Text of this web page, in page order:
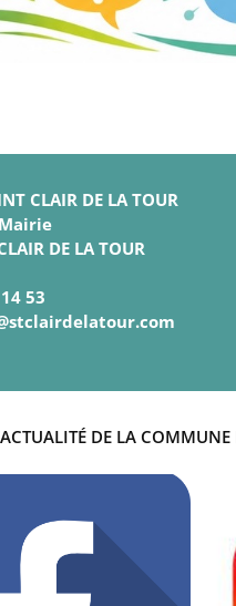
CLAIR DE LA TOUR
DE LA TOUR
53
DE LA